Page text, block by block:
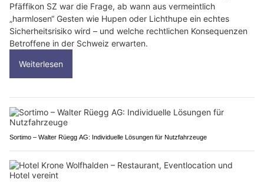
Pfäffikon SZ war die Frage, ab wann aus vermeintlich
„harmlosen“ Gesten wie Hupen oder Lichthupe ein echtes
Sicherheitsrisiko wird – und welche rechtlichen Konsequenzen
Betroffene in der Schweiz erwarten.
Weiterlesen
Sortimo – Walter Rüegg AG: Individuelle Lösungen für Nutzfahrzeuge